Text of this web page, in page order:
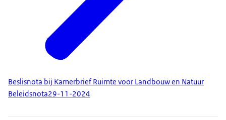
Beslisnota bij Kamerbrief Ruimte voor Landbouw en Natuur
Beleidsnota29-11-2024